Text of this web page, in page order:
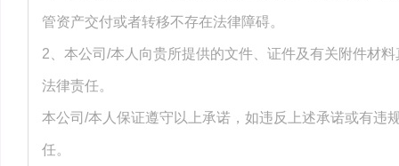
管资产交付或者转移不存在法律障碍。
2、本公司/本人向贵所提供的文件、证件及有关附件材
法律责任。
本公司/本人保证遵守以上承诺，如违反上述承诺或有违
任。